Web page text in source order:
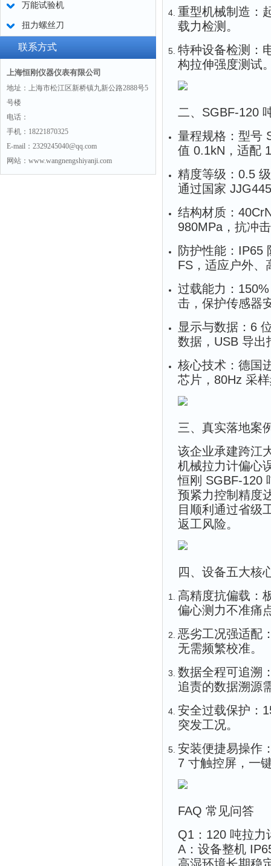
万能试验机
扭力螺丝刀
联系方式
上海恒刚仪器仪表有限公司
地址：上海市松江区新桥镇九新公路2888号5
号楼
电话：
手机：18221870325
E-mail：2329245040@qq.com
网站：www.wangnengshiyanji.com
重型机械制造 ：
载力检测。
特种设备检测 ：
构拉伸强度测试
二、SGBF-120
量程规格 ：型号
值 0.1kN，适配
精度等级 ：0.5
通过国家
结构材质 ：
980MPa，抗冲
防护性能 ：
FS，适应户外、
过载能力 ：
击，保护传感器
显示与数据 ：6
数据，USB 导出
核心技术 ：德国
芯片，80Hz 采
三、真实落地案
该企业承建跨江
机械拉力计偏心
恒刚 SGBF-120
预紧力控制精度
目顺利通过省级
返工风险。
四、设备五大核
高精度抗偏载 ：
偏心测力不准痛
恶劣工况强适配
无需频繁校准。
数据全程可追溯
追责的数据溯源
安全过载保护 ：
突发工况。
安装便捷易操作
7 寸触控屏，一
FAQ 常见问答
Q1：120 吨拉力
A：设备整机